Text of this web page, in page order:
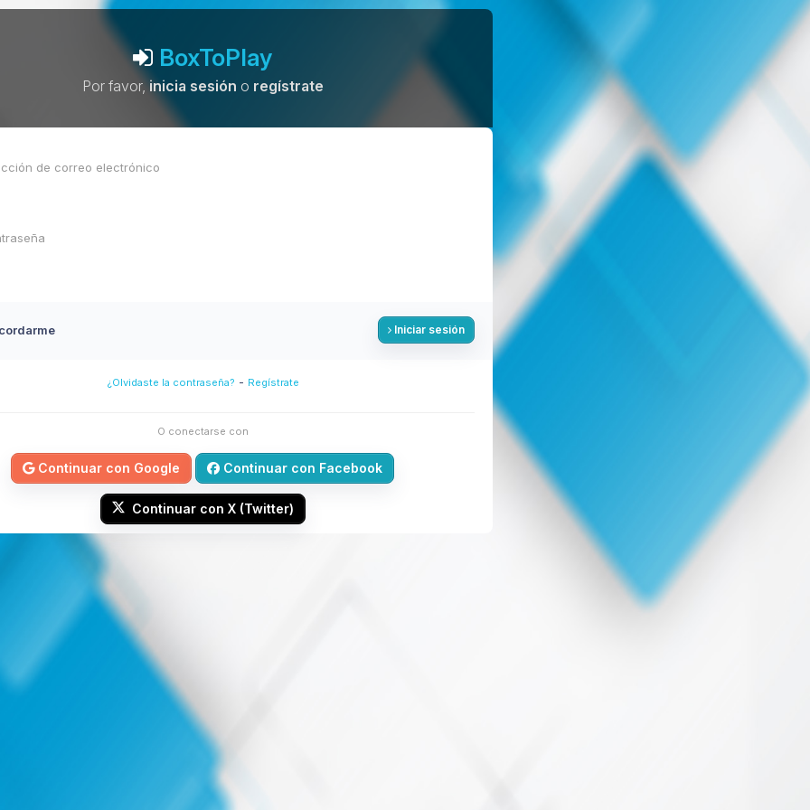
BoxToPlay
Por favor,inicia sesión o regístrate
Iniciar sesión
¿Olvidaste la contraseña? - Regístrate
O conectarse con
Continuar con Google Continuar con Facebook
Continuar con X (Twitter)